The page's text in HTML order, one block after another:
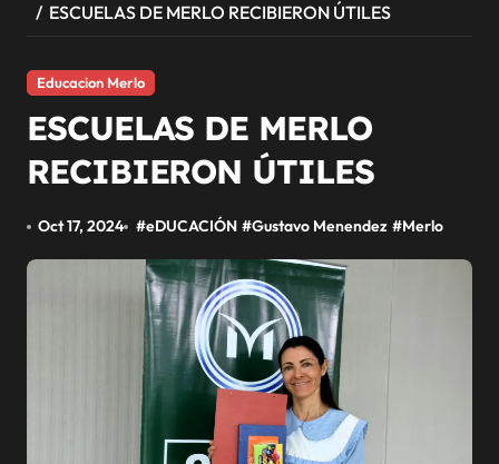
ESCUELAS DE MERLO RECIBIERON ÚTILES
Educacion Merlo
ESCUELAS DE MERLO
RECIBIERON ÚTILES
Oct 17, 2024 #eDUCACIÓN #Gustavo Menendez #Merlo